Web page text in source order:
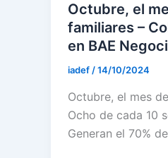
Octubre, el
familiares –
en BAE
iadef/14/10/2024
Octubre, el mes
Ocho de cada 10
Generan el 70%